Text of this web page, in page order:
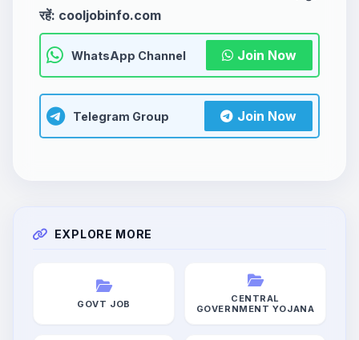
रहें: cooljobinfo.com
WhatsApp Channel Join Now
Telegram Group Join Now
EXPLORE MORE
GOVT JOB
CENTRAL
GOVERNMENT YOJANA